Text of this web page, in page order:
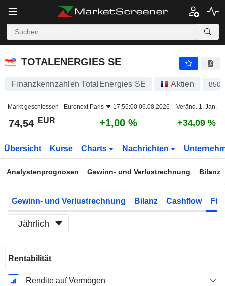
TOTALENERGIES SE
TOTALENERGIES SE
Finanzkennzahlen TotalEnergies SE Aktien
Markt geschlossen - Euronext Paris 17:55:00 06.08.2026 Veränd. 1. Jan.
74,54 EUR +1,00 % +34,09 %
Übersicht Kurse Charts Nachrichten
Analystenprognosen Gewinn- und Verlustrechnung Bilanz
Gewinn- und Verlustrechnung Bilanz Cashflow
Jährlich
Geschäftsjahres:
Dezember
Rentabilität
Rendite auf Vermögen